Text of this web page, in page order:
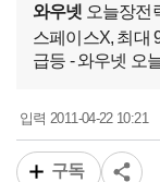
와우넷 오늘장전
스페이스X, 최대
급등 - 와우넷 오
입력 2011-04-22 10:21
구독